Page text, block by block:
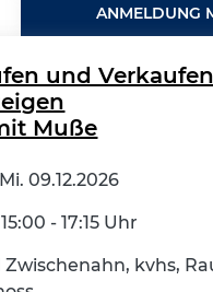
ANMELDUNG
und
Muße
Mi. 09.12.2026
15:00 - 17:15 Uhr
Zwischenahn, kvhs,